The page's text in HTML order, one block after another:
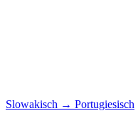
Slowakisch → Portugiesisch